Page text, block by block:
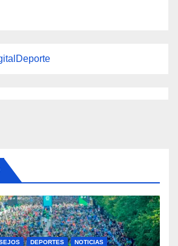
DEPORTES NOTICIAS